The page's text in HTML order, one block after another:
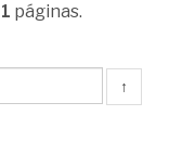
1 páginas.
↑